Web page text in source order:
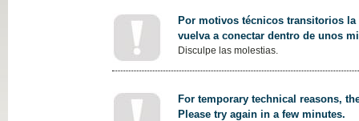
Por motivos técnicos transitorios
vuelva a conectar dentro de unos
Disculpe las molestias.
For temporary technical reasons,
Please try again in a few minutes.